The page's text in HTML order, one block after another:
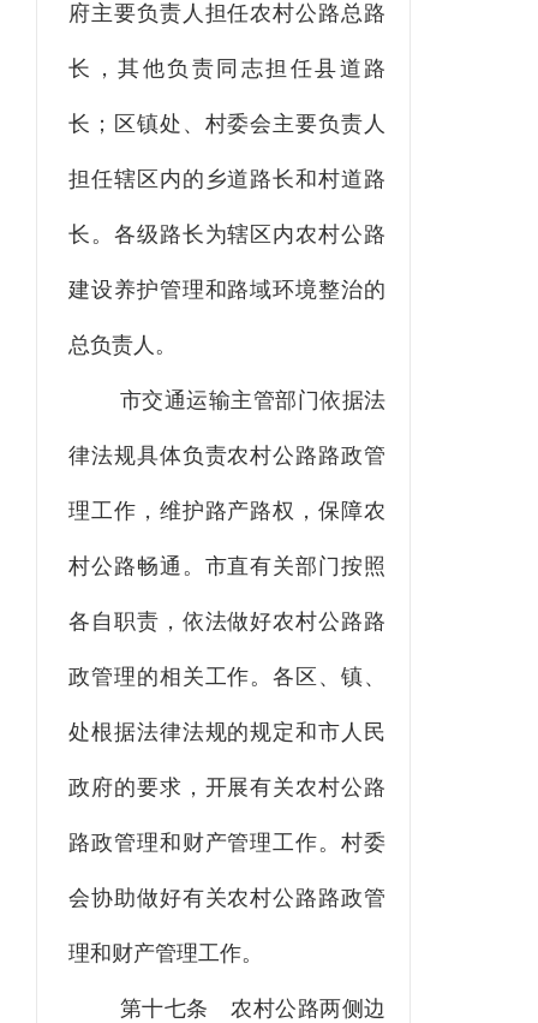
府主要负责人担任农村公路总路
长，其他负责同志担任县道路
长；区镇处、村委会主要负责人
担任辖区内的乡道路长和村道路
长。各级路长为辖区内农村公路
建设养护管理和路域环境整治的
总负责人。
市交通运输主管部门依据法
律法规具体负责农村公路路政管
理工作，维护路产路权，保障农
村公路畅通。市直有关部门按照
各自职责，依法做好农村公路路
政管理的相关工作。各区、镇、
处根据法律法规的规定和市人民
政府的要求，开展有关农村公路
路政管理和财产管理工作。村委
会协助做好有关农村公路路政管
理和财产管理工作。
第十七条 农村公路两侧边